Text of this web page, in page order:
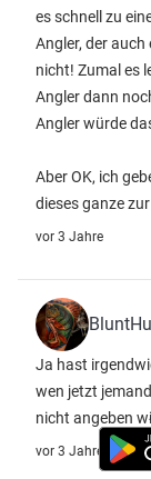
es schnell zu
Angler, der
nicht! Zumal es
Angler dann
Angler würde
Aber OK, ich
dieses ganze
vor 3 Jahre
Ja hast
wen jetzt
nicht angeben
vor 3 Jahre